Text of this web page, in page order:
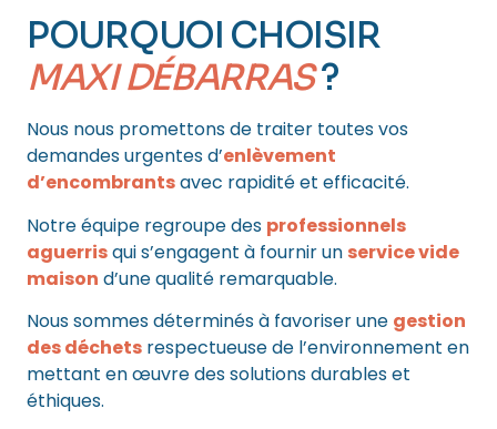
POURQUOI CHOISIR
MAXI DÉBARRAS?
Nous nous promettons de traiter toutes vos
demandes urgentes d’enlèvement
d’encombrantsavec rapidité et efficacité.
Notre équipe regroupe des professionnels
aguerrisqui s’engagent à fournir un service vide
maison d’une qualité remarquable.
Nous sommes déterminés à favoriser une gestion
des déchets respectueuse de l’environnement en
mettant en œuvre des solutions durables et
éthiques.